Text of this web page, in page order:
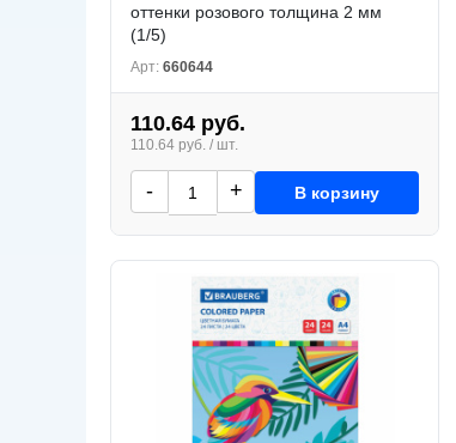
оттенки розового толщина 2 мм
(1/5)
Арт: 660644
110.64 руб.
110.64 руб. / шт.
- + В корзину